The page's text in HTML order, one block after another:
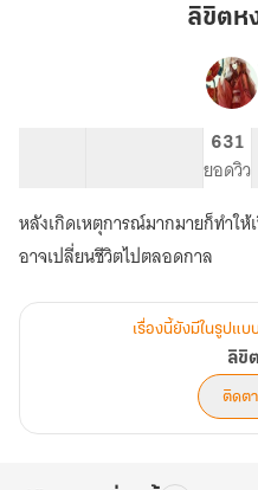
ลิขิตห
631
ยอดวิว
หลังเกิดเหตุการณ์มากมายก็ทำให้
อาจเปลี่ยนชีวิตไปตลอดกาล
เรื่องนี้ยังมีในรูปแ
ลิขิ
ติดต